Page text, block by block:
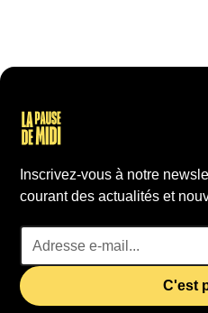
Inscrivez-vous à notre
courant des actualités et